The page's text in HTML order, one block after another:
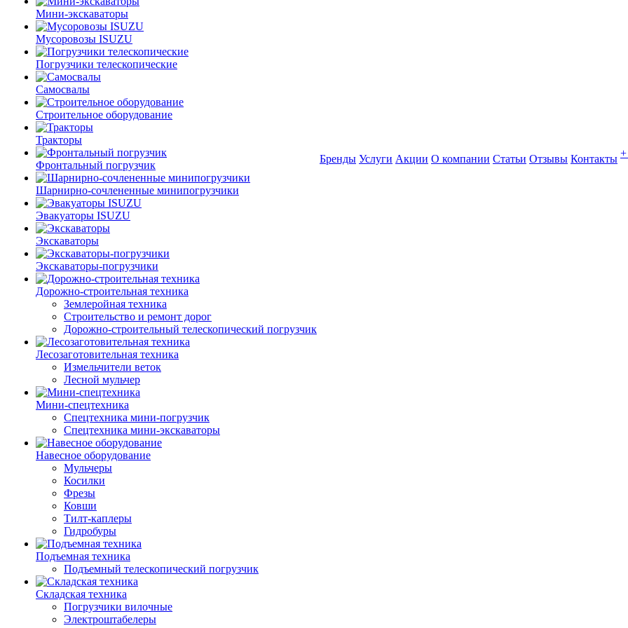
Мини-экскаваторы
Мусоровозы ISUZU
Погрузчики телескопические
Самосвалы
Строительное оборудование
Тракторы
Фронтальный погрузчик
Шарнирно-сочлененные минипогрузчики
Эвакуаторы ISUZU
Экскаваторы
Экскаваторы-погрузчики
Дорожно-строительная техника
Землеройная техника
Строительство и ремонт дорог
Дорожно-строительный телескопический погрузчик
Лесозаготовительная техника
Измельчители веток
Лесной мульчер
Мини-спецтехника
Спецтехника мини-погрузчик
Спецтехника мини-экскаваторы
Навесное оборудование
Мульчеры
Косилки
Фрезы
Ковши
Тилт-каплеры
Гидробуры
Подъемная техника
Подъемный телескопический погрузчик
Складская техника
Погрузчики вилочные
Электроштабелеры
Бренды Услуги Акции О компании Статьи Отзывы Контакты